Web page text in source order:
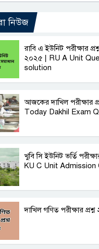
নিউজ
রাবি এ ইউনিট পরীক্ষার
২০২৫ | RU A Unit
solution
আজকের দাখিল পরীক্ষার
Today Dakhil Exam
খুবি সি ইউনিট ভর্তি
KU C Unit Admission
দাখিল গণিত পরীক্ষার